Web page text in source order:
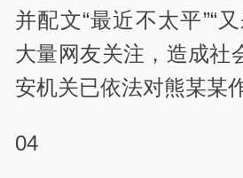
并配文“最近不太平”“
大量网友关注，造成社
安机关已依法对熊某某
04